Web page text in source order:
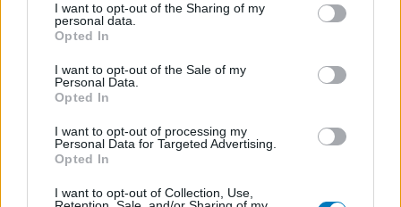
I want to opt-out of the Sharing of my
personal data.
Opted In
I want to opt-out of the Sale of my
Personal Data.
Opted In
I want to opt-out of processing my
Personal Data for Targeted Advertising.
Opted In
I want to opt-out of Collection, Use,
Na ooguitval werd de oogdruk gemeten als 20 mmHG.
Kreeg eerst Carteabak maar daar ging mijn hartslag van
omlaag. Kreeg toen Xalatan en gebruik dit nog steeds
zonder bijwerkingen. Oogdruk is nu 14 mmHG
23-01-2011 | Vrouw | 70